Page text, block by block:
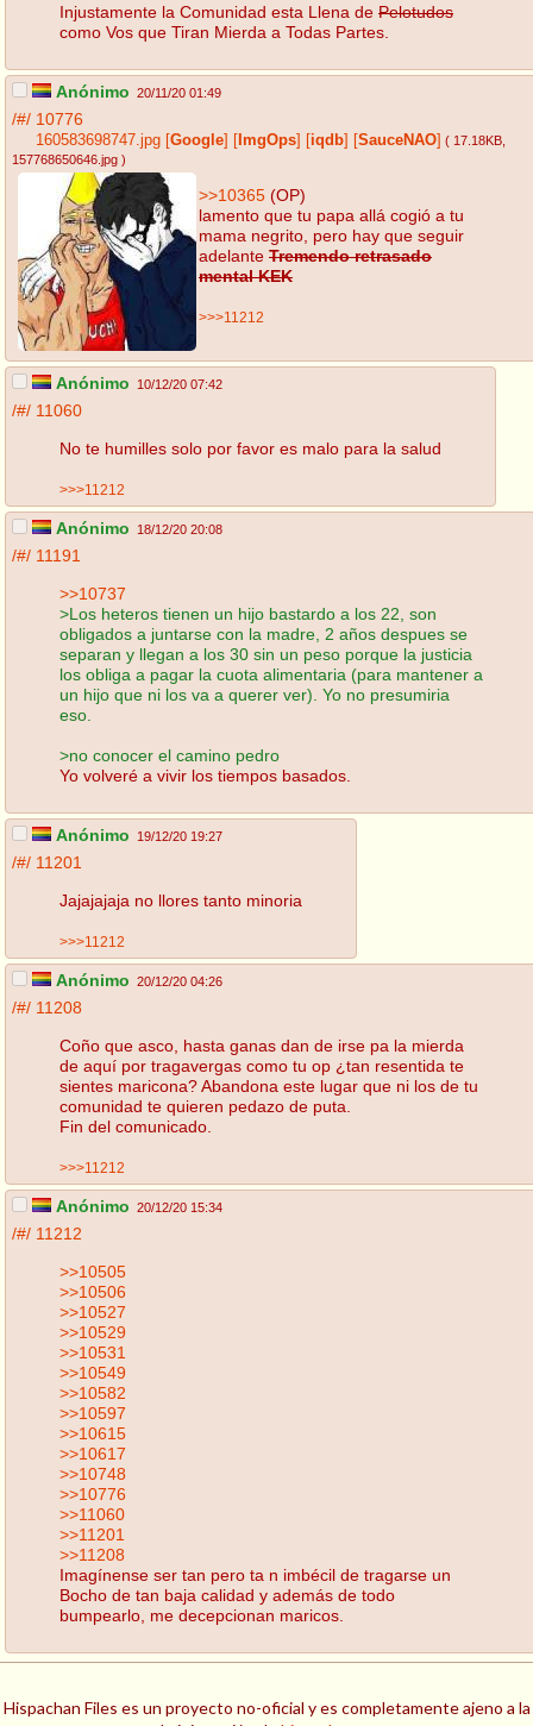
Injustamente la Comunidad esta Llena de Pelotudos
como Vos que Tiran Mierda a Todas Partes.
Anónimo 20/11/20 01:49
/#/ 10776
160583698747.jpg Google ImgOps iqdb SauceNAO ( 17.18KB
157768650646.jpg )
>>10365 (OP)
lamento que tu papa allá cogió a tu
mama negrito, pero hay que seguir
adelante Tremendo retrasado
mental KEK
>>>11212
Anónimo 10/12/20 07:42
/#/ 11060
No te humilles solo por favor es malo para la salud
>>>11212
Anónimo 18/12/20 20:08
/#/ 11191
>>10737
>Los heteros tienen un hijo bastardo a los 22, son
obligados a juntarse con la madre, 2 años despues se
separan y llegan a los 30 sin un peso porque la justicia
los obliga a pagar la cuota alimentaria (para mantener a
un hijo que ni los va a querer ver). Yo no presumiria
eso.
>no conocer el camino pedro
Yo volveré a vivir los tiempos basados.
Anónimo 19/12/20 19:27
/#/ 11201
Jajajajaja no llores tanto minoria
>>>11212
Anónimo 20/12/20 04:26
/#/ 11208
Coño que asco, hasta ganas dan de irse pa la mierda
de aquí por tragavergas como tu op ¿tan resentida te
sientes maricona? Abandona este lugar que ni los de tu
comunidad te quieren pedazo de puta.
Fin del comunicado.
>>>11212
Anónimo 20/12/20 15:34
/#/ 11212
>>10505
>>10506
>>10527
>>10529
>>10531
>>10549
>>10582
>>10597
>>10615
>>10617
>>10748
>>10776
>>11060
>>11201
>>11208
Imagínense ser tan pero ta n imbécil de tragarse un
Bocho de tan baja calidad y además de todo
bumpearlo, me decepcionan maricos.
Hispachan Files es un proyecto no-oficial y es completamente ajeno a la